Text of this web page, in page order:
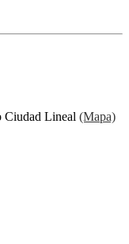
Ciudad Lineal (Mapa)